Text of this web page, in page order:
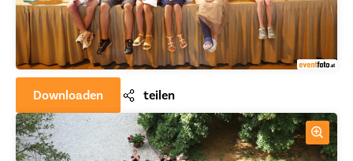
Astrid Zehetmair, STR Ing. Sebastian Illibauer, Karin
Maria Hehenberger von der Künstlergilde Eferding, Dir.
aD Gabriele Porod, Museumsleiter Alexander Friedrich
BEd und Mag. Birgit Rauscher vom Stadtmarketing
waren begeistern von der Qualität der eingereichten
Bilder. Dass so viel kreatives Potenzial in den
Eferdinger Schulen vorhanden ist, darauf können die
Downloaden teilen